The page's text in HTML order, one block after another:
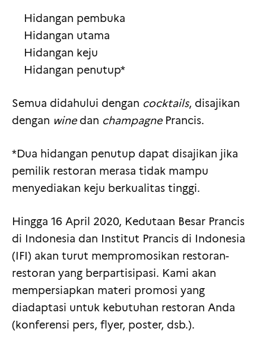
Hidangan pembuka
Hidangan utama
Hidangan keju
Hidangan penutup*
Semua didahului dengan cocktails, disajikan
dengan winedan champagnePrancis.
*Dua hidangan penutup dapat disajikan jika
pemilik restoran merasa tidak mampu
menyediakan keju berkualitas tinggi.
Hingga 16 April 2020, Kedutaan Besar Prancis
di Indonesia dan Institut Prancis di Indonesia
(IFI) akan turut mempromosikan restoran-
restoran yang berpartisipasi. Kami akan
mempersiapkan materi promosi yang
diadaptasi untuk kebutuhan restoran Anda
(konferensi pers, flyer, poster, dsb.).